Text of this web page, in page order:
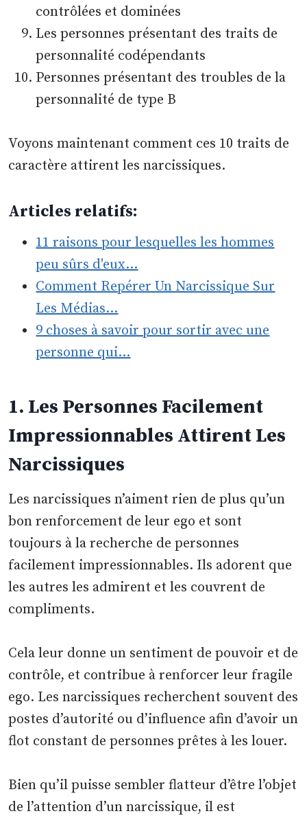
contrôlées et dominées
Les personnes présentant des traits de
personnalité codépendants
Personnes présentant des troubles de la
personnalité de type B
Voyons maintenant comment ces 10 traits de
caractère attirent les narcissiques.
Articles relatifs:
11 raisons pour lesquelles les hommes
peu sûrs d'eux…
Comment Repérer Un Narcissique Sur
Les Médias…
9 choses à savoir pour sortir avec une
personne qui…
1. Les Personnes Facilement
Impressionnables Attirent Les
Narcissiques
Les narcissiques n’aiment rien de plus qu’un
bon renforcement de leur ego et sont
toujours à la recherche de personnes
facilement impressionnables. Ils adorent que
les autres les admirent et les couvrent de
compliments.
Cela leur donne un sentiment de pouvoir et de
contrôle, et contribue à renforcer leur fragile
ego. Les narcissiques recherchent souvent des
postes d’autorité ou d’influence afin d’avoir un
flot constant de personnes prêtes à les louer.
Bien qu’il puisse sembler flatteur d’être l’objet
de l’attention d’un narcissique, il est